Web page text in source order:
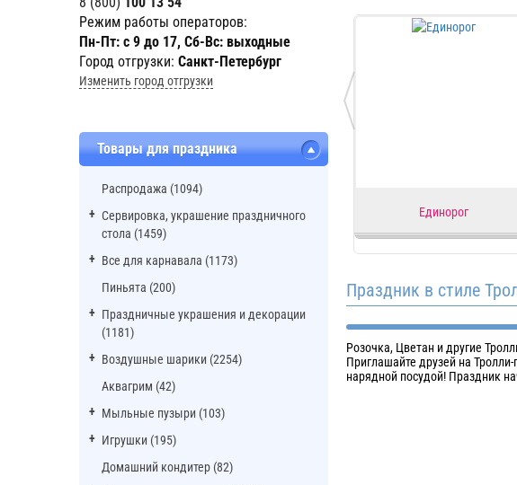
Режим работы операторов:
Пн-Пт: с 9 до 17, Сб-Вс: выходные
Город отгрузки: Санкт-Петербург
Изменить город отгрузки
Товары для праздника
Распродажа (1094)
Сервировка, украшение праздничного
стола (1459)
Все для карнавала (1173)
Пиньята (200)
Праздничные украшения и декорации
(1181)
Воздушные шарики (2254)
Аквагрим (42)
Мыльные пузыри (103)
Игрушки (195)
Домашний кондитер (82)
Единорог
Праздник в стиле
Розочка, Цветан и другие
Приглашайте друзей на
нарядной посудой! Праздник